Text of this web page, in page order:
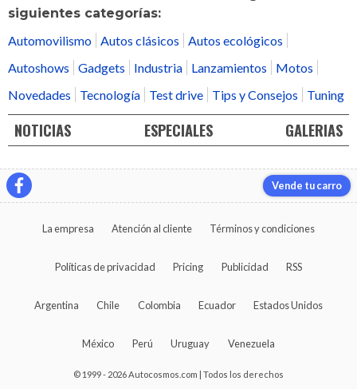
siguientes categorías:
Automovilismo
Autos clásicos
Autos ecológicos
Autoshows
Gadgets Industria Lanzamientos
Motos
Novedades
Tecnología Test drive Tips y Consejos Tuning
NOTICIAS ESPECIALES GALERIAS
Vende tu carro
La empresa Atención al cliente Términos y condiciones
Políticas de privacidad Pricing Publicidad RSS
Argentina Chile Colombia Ecuador Estados Unidos
México Perú Uruguay Venezuela
© 1999 - 2026 Autocosmos.com | Todos los derechos